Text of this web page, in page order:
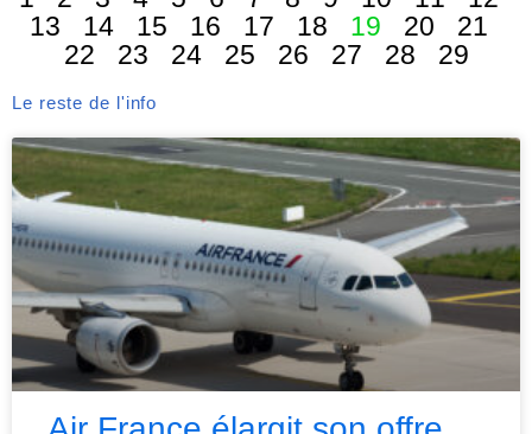
13
14 15 16 17 18 19 20
21
22
23 24 25 26 27 28 29
Le reste de l'info